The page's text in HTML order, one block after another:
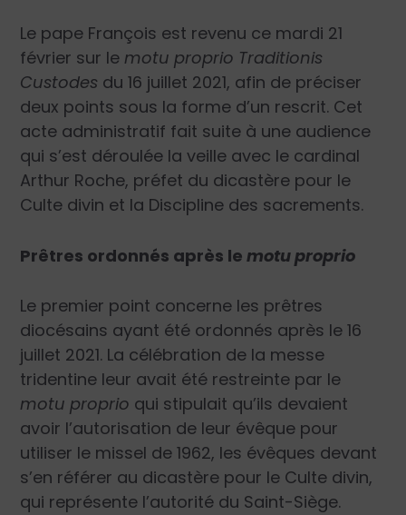
Le pape François est revenu ce mardi 21
février sur le motu proprio Traditionis
Custodes du 16 juillet 2021, afin de préciser
deux points sous la forme d’un rescrit. Cet
acte administratif fait suite à une audience
qui s’est déroulée la veille avec le cardinal
Arthur Roche, préfet du dicastère pour le
Culte divin et la Discipline des sacrements.
Prêtres ordonnés après lemotu proprio
Le premier point concerne les prêtres
diocésains ayant été ordonnés après le 16
juillet 2021. La célébration de la messe
tridentine leur avait été restreinte par le
motu proprio qui stipulait qu’ils devaient
avoir l’autorisation de leur évêque pour
utiliser le missel de 1962, les évêques devant
s’en référer au dicastère pour le Culte divin,
qui représente l’autorité du Saint-Siège.